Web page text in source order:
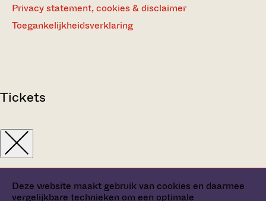
Deze website maakt gebruik van cookies en daarmee
vergelijkbare technieken om een optimale
Privacy statement, cookies & disclaimer
Toegankelijkheidsverklaring
Tickets